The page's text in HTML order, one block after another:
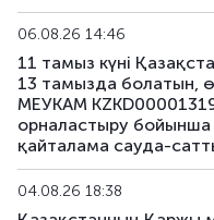
06.08.26 14:46
11 тамыз күні
13 тамызда болатын,
МЕУКАМ
орналастыру
қайталама сауда-
04.08.26 18:38